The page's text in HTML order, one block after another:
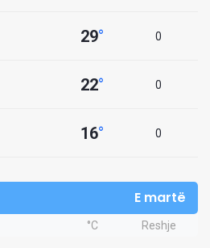
29° 0
22° 0
16° 0
E martë
°C Reshje